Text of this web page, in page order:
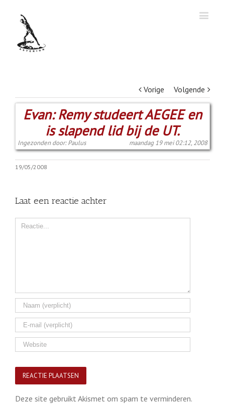
Vorige Volgende
Evan: Remy studeert AEGEE en
is slapend lid bij de UT.
Ingezonden door: Paulus maandag 19 mei 02:12, 2008
19/05/2008
Laat een reactie achter
Comment
Deze site gebruikt Akismet om spam te verminderen.